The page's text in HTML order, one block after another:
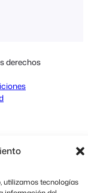
utilizamos tecnologías
derechos